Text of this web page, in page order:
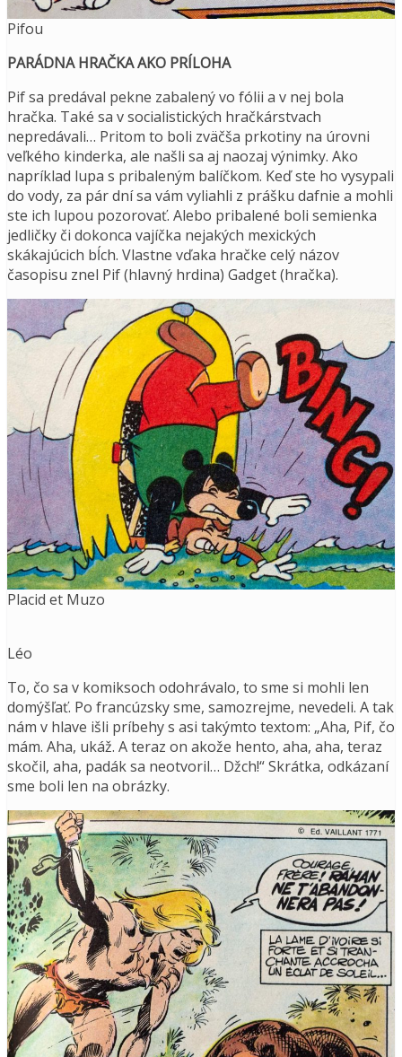
Pifou
PARÁDNA HRAČKA AKO PRÍLOHA
Pif sa predával pekne zabalený vo fólii a v nej bola
hračka. Také sa v socialistických hračkárstvach
nepredávali… Pritom to boli zväčša prkotiny na úrovni
veľkého kinderka, ale našli sa aj naozaj výnimky. Ako
napríklad lupa s pribaleným balíčkom. Keď ste ho vysypali
do vody, za pár dní sa vám vyliahli z prášku dafnie a mohli
ste ich lupou pozorovať. Alebo pribalené boli semienka
jedličky či dokonca vajíčka nejakých mexických
skákajúcich bĺch. Vlastne vďaka hračke celý názov
časopisu znel Pif (hlavný hrdina) Gadget (hračka).
Placid et Muzo
Léo
To, čo sa v komiksoch odohrávalo, to sme si mohli len
domýšľať. Po francúzsky sme, samozrejme, nevedeli. A tak
nám v hlave išli príbehy s asi takýmto textom: „Aha, Pif, čo
mám. Aha, ukáž. A teraz on akože hento, aha, aha, teraz
skočil, aha, padák sa neotvoril… Džch!“ Skrátka, odkázaní
sme boli len na obrázky.